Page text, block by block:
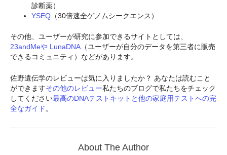
診断薬）
YSEQ （30倍速全ゲノムシークエンス）
その他、ユーザーが研究に参加できるサイトとしては、
23andMeや LunaDNA （ユーザーが自分のデータを第三者に販売
できるコミュニティ）などがあります。
佐野遺伝学のレビューは気に入りましたか？ あなたは読むこと
ができますその他のレビュー私たちのブログで私たちをチェック
してください最高のDNAテストキットと他の家庭用テストへの完
全なガイド。
About The Author